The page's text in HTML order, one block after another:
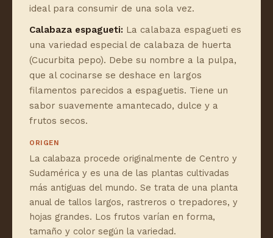
ideal para consumir de una sola vez.
Calabaza espagueti: La calabaza espagueti es
una variedad especial de calabaza de huerta
(Cucurbita pepo). Debe su nombre a la pulpa,
que al cocinarse se deshace en largos
filamentos parecidos a espaguetis. Tiene un
sabor suavemente amantecado, dulce y a
frutos secos.
ORIGEN
La calabaza procede originalmente de Centro y
Sudamérica y es una de las plantas cultivadas
más antiguas del mundo. Se trata de una planta
anual de tallos largos, rastreros o trepadores, y
hojas grandes. Los frutos varían en forma,
tamaño y color según la variedad.